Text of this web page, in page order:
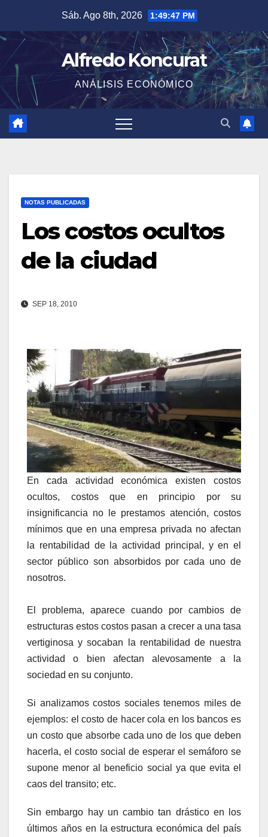
contenido
Sáb. Ago 8th, 2026 1:49:47 PM
Alfredo Koncurat
ANÁLISIS ECONÓMICO
NOTAS PUBLICADAS
Los costos ocultos
de la ciudad
SEP 18, 2010
En cada actividad económica existen costos
ocultos, costos que en principio por su
insignificancia no le prestamos atención, costos
mínimos que en una empresa privada no afectan
la rentabilidad de la actividad principal, y en el
sector público son absorbidos por cada uno de
nosotros.
El problema, aparece cuando por cambios de
estructuras estos costos pasan a crecer a una tasa
vertiginosa y socaban la rentabilidad de nuestra
actividad o bien afectan alevosamente a la
sociedad en su conjunto.
Si analizamos costos sociales tenemos miles de
ejemplos: el costo de hacer cola en los bancos es
un costo que absorbe cada uno de los que deben
hacerla, el costo social de esperar el semáforo se
supone menor al beneficio social ya que evita el
caos del transito; etc.
Sin embargo hay un cambio tan drástico en los
últimos años en la estructura económica del país